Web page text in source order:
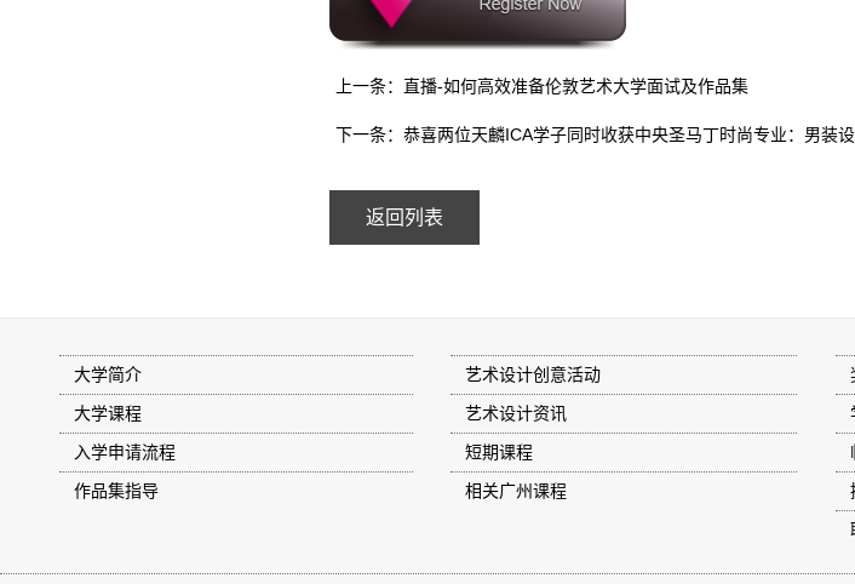
上一条：直播-如何高效准备伦敦艺术大学面试及作品集
下一条：恭喜两位天麟ICA学子同时收获中央圣马丁时尚专业：男装
返回列表
大学简介
大学课程
入学申请流程
作品集指导
艺术设计创意活动
艺术设计资讯
短期课程
相关广州课程